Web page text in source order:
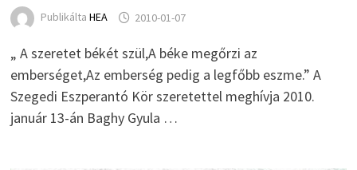
Publikálta HEA 2010-01-07
„ A szeretet békét szül,A béke megőrzi az
emberséget,Az emberség pedig a legfőbb eszme.” A
Szegedi Eszperantó Kör szeretettel meghívja 2010.
január 13-án Baghy Gyula …